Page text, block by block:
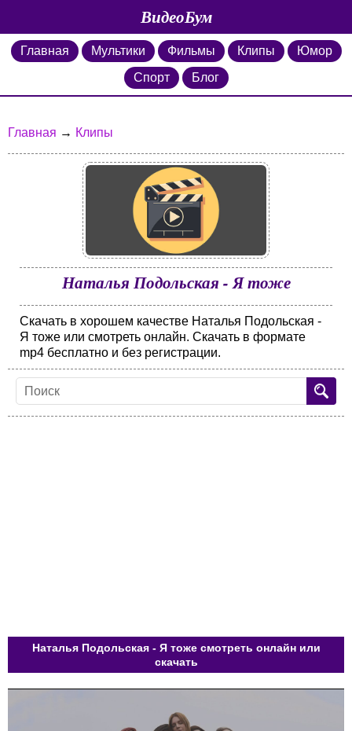
ВидеоБум
Главная Мультики Фильмы Клипы
Юмор
Спорт
Блог
Главная → Клипы
Наталья Подольская - Я тоже
Скачать в хорошем качестве Наталья Подольская -
Я тоже или смотреть онлайн. Скачать в формате
mp4 бесплатно и без регистрации.
Наталья Подольская - Я тоже смотреть онлайн или
скачать